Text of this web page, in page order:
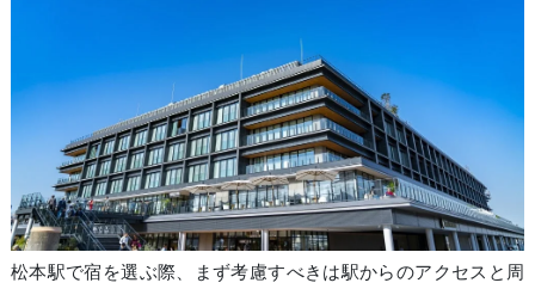
松本駅で宿を選ぶ際、まず考慮すべきは駅からのアクセスと周